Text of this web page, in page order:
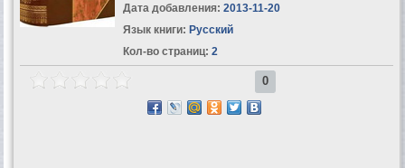
Дата добавления: 2013-11-20
Язык книги: Русский
Кол-во страниц: 2
0